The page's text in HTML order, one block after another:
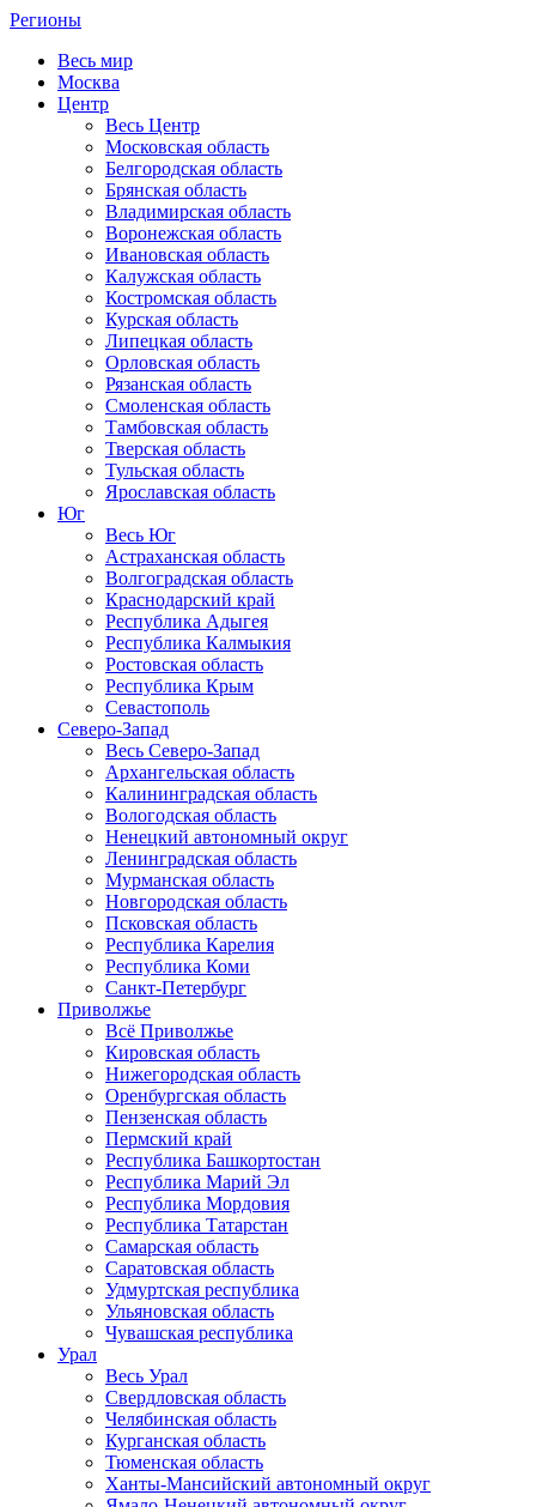
Регионы
Весь мир
Москва
Центр
Весь Центр
Московская область
Белгородская область
Брянская область
Владимирская область
Воронежская область
Ивановская область
Калужская область
Костромская область
Курская область
Липецкая область
Орловская область
Рязанская область
Смоленская область
Тамбовская область
Тверская область
Тульская область
Ярославская область
Юг
Весь Юг
Астраханская область
Волгоградская область
Краснодарский край
Республика Адыгея
Республика Калмыкия
Ростовская область
Республика Крым
Севастополь
Северо-Запад
Весь Северо-Запад
Архангельская область
Калининградская область
Вологодская область
Ненецкий автономный округ
Ленинградская область
Мурманская область
Новгородская область
Псковская область
Республика Карелия
Республика Коми
Санкт-Петербург
Приволжье
Всё Приволжье
Кировская область
Нижегородская область
Оренбургская область
Пензенская область
Пермский край
Республика Башкортостан
Республика Марий Эл
Республика Мордовия
Республика Татарстан
Самарская область
Саратовская область
Удмуртская республика
Ульяновская область
Чувашская республика
Урал
Весь Урал
Свердловская область
Челябинская область
Курганская область
Тюменская область
Ханты-Мансийский автономный округ